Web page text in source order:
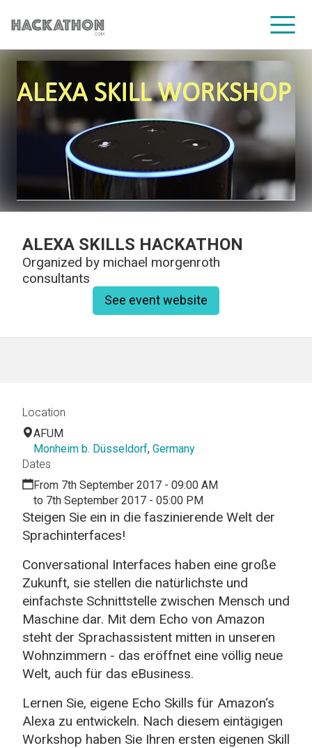
CORPORATE SERVICES
ALEXA SKILLS HACKATHON
Organized by michael morgenroth
consultants
See event website
Steigen Sie ein in die faszinierende Welt der
Sprachinterfaces!
Conversational Interfaces haben eine große
Zukunft, sie stellen die natürlichste und
einfachste Schnittstelle zwischen Mensch und
Maschine dar. Mit dem Echo von Amazon
steht der Sprachassistent mitten in unseren
Wohnzimmern - das eröffnet eine völlig neue
Welt, auch für das eBusiness.
Lernen Sie, eigene Echo Skills für Amazon‘s
Alexa zu entwickeln. Nach diesem eintägigen
Workshop haben Sie Ihren ersten eigenen Skill
Location
AFUM
Monheim b. Düsseldorf, Germany
Dates
From 7th September 2017 - 09:00 AM
to 7th September 2017 - 05:00 PM